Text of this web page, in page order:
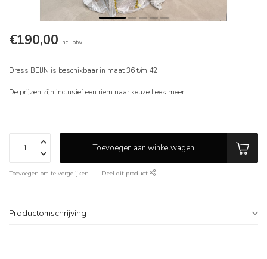
€190,00 Incl. btw
Dress BEIJN is beschikbaar in maat 36 t/m 42
De prijzen zijn inclusief een riem naar keuze Lees meer.
Toevoegen aan winkelwagen
Toevoegen om te vergelijken Deel dit product
Productomschrijving